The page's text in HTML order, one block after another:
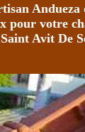
Andueza
pour votre
Avit De